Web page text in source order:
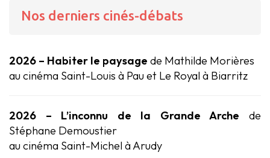
Nos derniers cinés-débats
2026 – Habiter le paysage de Mathilde Morières
au cinéma Saint-Louis à Pau et Le Royal à Biarritz
2026 – L’inconnu de la Grande Arche de
Stéphane Demoustier
au cinéma Saint-Michel à Arudy